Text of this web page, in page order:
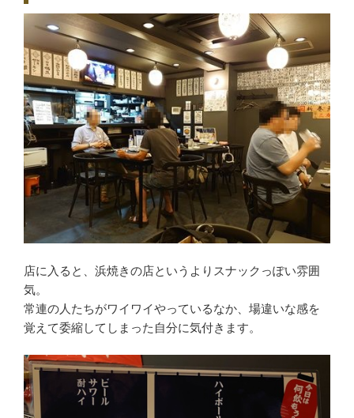
店に入ると、浜焼きの店というよりスナックっぽい雰囲
気。
常連の人たちがワイワイやっているなか、場違いな感を
覚えて委縮してしまった自分に気付きます。